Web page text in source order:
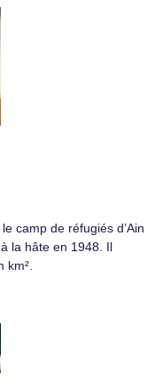
camp de réfugiés d’Ain
la hâte en 1948. Il
km².